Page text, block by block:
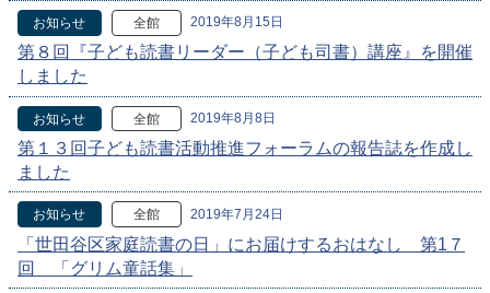
お知らせ 全館 2019年8月15日
第８回『子ども読書リーダー（子ども司書）講座』を開催
しました
お知らせ 全館 2019年8月8日
第１３回子ども読書活動推進フォーラムの報告誌を作成し
ました
お知らせ 全館 2019年7月24日
「世田谷区家庭読書の日」にお届けするおはなし 第1７
回 「グリム童話集」